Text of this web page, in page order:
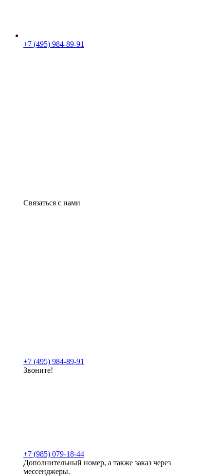
+7 (495) 984-89-91
Связаться с нами
+7 (495) 984-89-91
Звоните!
+7 (985) 079-18-44
Дополнительный номер, а также заказ через
мессенджеры.